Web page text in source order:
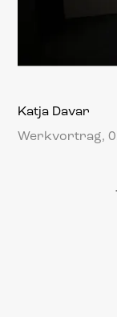
Katja Davar
Werkvortrag,